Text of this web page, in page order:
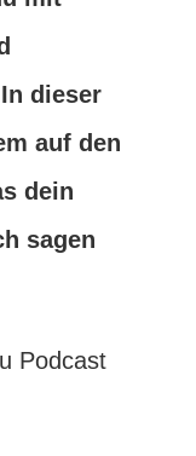
dieser
auf den
dein
sagen
Podcast